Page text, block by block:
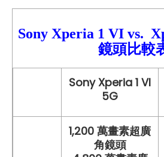
Sony Xperia 1 VI vs.
鏡頭比較
Sony Xperia 1 VI
5G
1,200 萬畫素超廣
角鏡頭